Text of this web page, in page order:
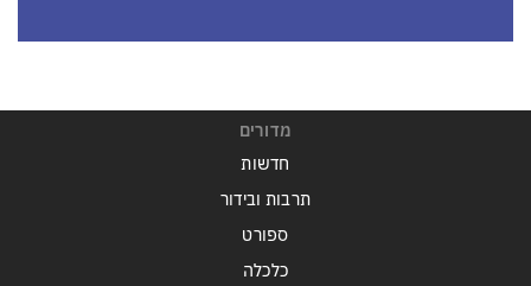
מדורים
חדשות
תרבות ובידור
ספורט
כלכלה